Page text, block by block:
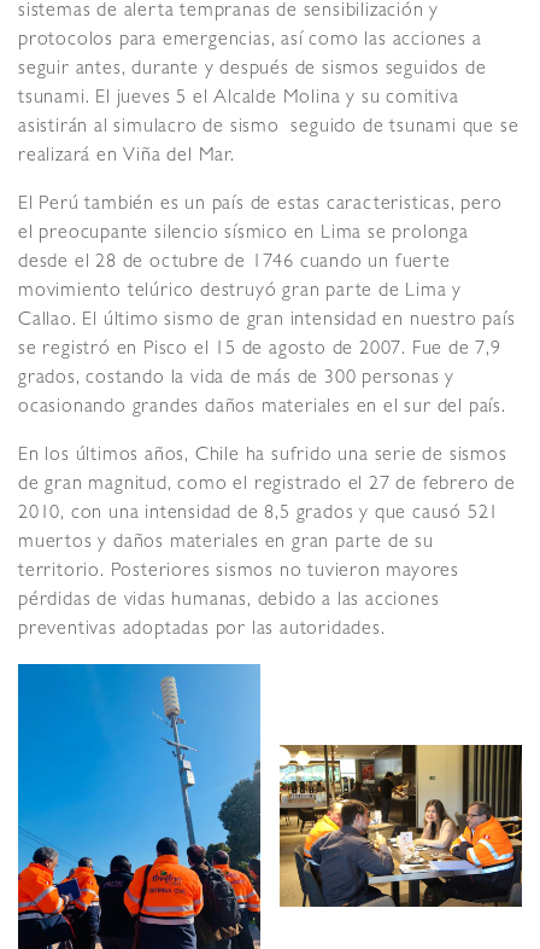
sistemas de alerta tempranas de sensibilización y
protocolos para emergencias, así como las acciones a
seguir antes, durante y después de sismos seguidos de
tsunami. El jueves 5 el Alcalde Molina y su comitiva
asistirán al simulacro de sismo seguido de tsunami que se
realizará en Viña del Mar.
El Perú también es un país de estas caracteristicas, pero
el preocupante silencio sísmico en Lima se prolonga
desde el 28 de octubre de 1746 cuando un fuerte
movimiento telúrico destruyó gran parte de Lima y
Callao. El último sismo de gran intensidad en nuestro país
se registró en Pisco el 15 de agosto de 2007. Fue de 7,9
grados, costando la vida de más de 300 personas y
ocasionando grandes daños materiales en el sur del país.
En los últimos años, Chile ha sufrido una serie de sismos
de gran magnitud, como el registrado el 27 de febrero de
2010, con una intensidad de 8,5 grados y que causó 521
muertos y daños materiales en gran parte de su
territorio. Posteriores sismos no tuvieron mayores
pérdidas de vidas humanas, debido a las acciones
preventivas adoptadas por las autoridades.